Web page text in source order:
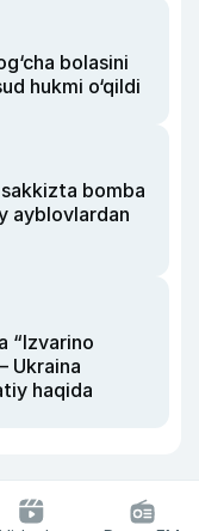
bolasini
hukmi o‘qildi
bomba
ayblovlardan
“Izvarino
Ukraina
haqida